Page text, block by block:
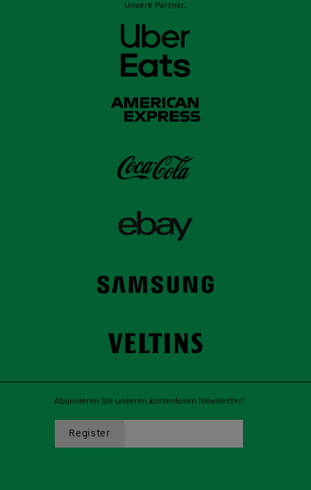
Unsere Partner:
Abonnieren Sie unseren kostenlosen Newsletter!